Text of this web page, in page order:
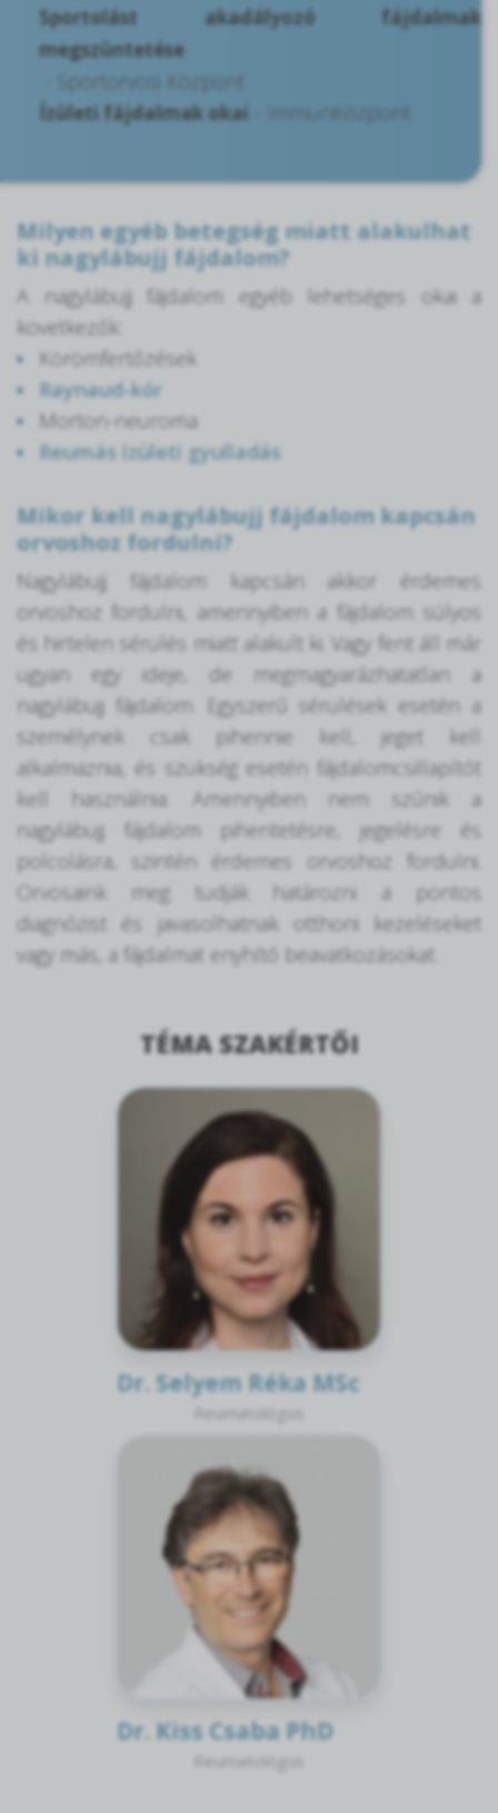
Sportolást akadályozó fájdalmak
megszüntetése
- Sportorvosi Központ
Ízületi fájdalmak okai - ImmunKözpont
Milyen egyéb betegség miatt alakulhat
ki nagylábujj fájdalom?
A nagylábujj fájdalom egyéb lehetséges okai a
következők:
Körömfertőzések
Raynaud-kór
Morton-neuroma
Reumás ízületi gyulladás
Mikor kell nagylábujj fájdalom kapcsán
orvoshoz fordulni?
Nagylábujj fájdalom kapcsán akkor érdemes
orvoshoz fordulni, amennyiben a fájdalom súlyos
és hirtelen sérülés miatt alakult ki. Vagy fent áll már
ugyan egy ideje, de megmagyarázhatatlan a
nagylábujj fájdalom. Egyszerű sérülések esetén a
személynek csak pihennie kell, jeget kell
alkalmaznia, és szükség esetén fájdalomcsillapítót
kell használnia. Amennyiben nem szűnik a
nagylábujj fájdalom pihentetésre, jegelésre és
polcolásra, szintén érdemes orvoshoz fordulni.
Orvosaink meg tudják határozni a pontos
diagnózist és javasolhatnak otthoni kezeléseket
vagy más, a fájdalmat enyhítő beavatkozásokat.
TÉMA SZAKÉRTŐI
Dr. Selyem Réka MSc
Reumatológus
Dr. Kiss Csaba PhD
Reumatológus